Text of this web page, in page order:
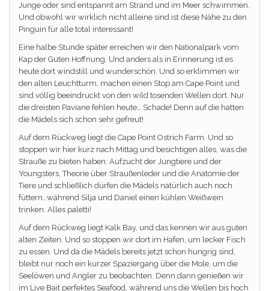
Junge oder sind entspannt am Strand und im Meer schwimmen.
Und obwohl wir wirklich nicht alleine sind ist diese Nähe zu den
Pinguin für alle total interessant!
Eine halbe Stunde später erreichen wir den Nationalpark vom
Kap der Guten Hoffnung. Und anders als in Erinnerung ist es
heute dort windstill und wunderschön. Und so erklimmen wir
den alten Leuchtturm, machen einen Stop am Cape Point und
sind völlig beeindruckt von den wild tosenden Wellen dort. Nur
die dreisten Paviane fehlen heute… Schade! Denn auf die hatten
die Mädels sich schon sehr gefreut!
Auf dem Rückweg liegt die Cape Point Ostrich Farm. Und so
stoppen wir hier kurz nach Mittag und besichtigen alles, was die
Strauße zu bieten haben: Aufzucht der Jungtiere und der
Youngsters, Theorie über Straußenleder und die Anatomie der
Tiere und schließlich dürfen die Mädels natürlich auch noch
füttern…während Silja und Daniel einen kühlen Weißwein
trinken. Alles paletti!
Auf dem Rückweg liegt Kalk Bay, und das kennen wir aus guten
alten Zeiten. Und so stoppen wir dort im Hafen, um lecker Fisch
zu essen. Und da die Mädels bereits jetzt schon hungrig sind,
bleibt nur noch ein kurzer Spaziergang über die Mole, um die
Seelöwen und Angler zu beobachten. Denn dann genießen wir
im Live Bait perfektes Seafood, während uns die Wellen bis hoch